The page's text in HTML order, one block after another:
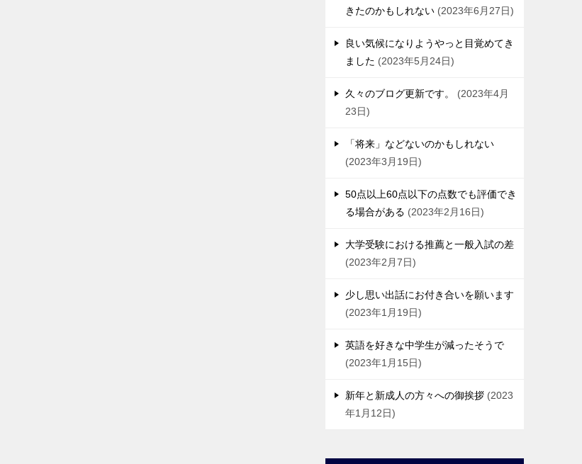
きたのかもしれない 2023年6月27日
良い気候になりようやっと目覚めてき
ました
2023年5月24日
久々のブログ更新です。
2023年4月
23日
「将来」などないのかもしれない
2023年3月19日
50点以上60点以下の点数でも評価でき
る場合がある
2023年2月16日
大学受験における推薦と一般入試の差
2023年2月7日
少し思い出話にお付き合いを願います
2023年1月19日
英語を好きな中学生が減ったそうで
2023年1月15日
新年と新成人の方々への御挨拶 2023
年1月12日